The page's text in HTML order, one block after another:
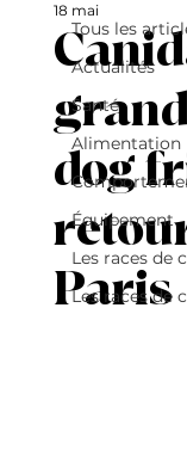
Tous les
Actualités
Santé
Alimentation
Équipement
Les races de
Les races de
dog
Paris
18 mai